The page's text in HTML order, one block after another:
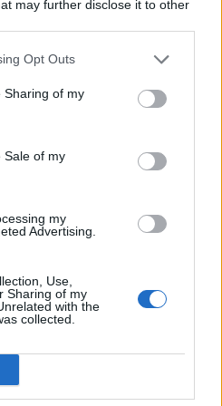
may further disclose it to other
Opt Outs
Sharing of my
Sale of my
my
Advertising.
Use,
Sharing of my
with the
collected.